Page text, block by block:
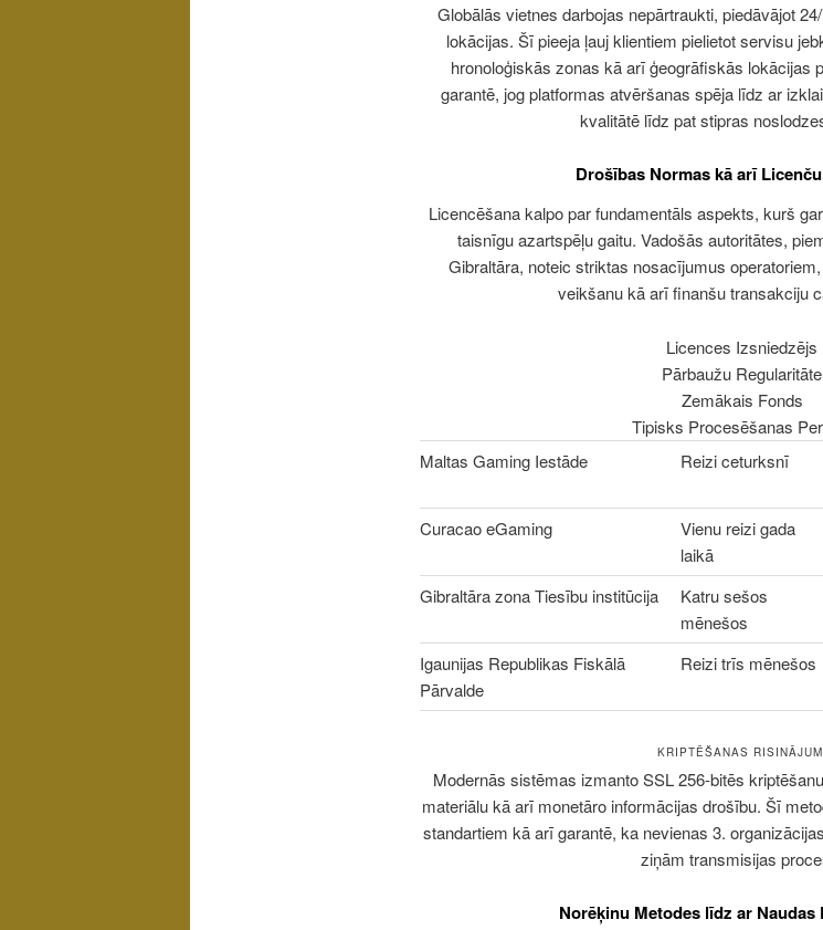
Globālās vietnes darbojas nepārtraukti, piedāvājot
lokācijas. Šī pieeja ļauj klientiem pielietot servisu
hronoloģiskās zonas kā arī ģeogrāfiskās lokācijas
garantē, jog platformas atvēršanas spēja līdz ar
kvalitātē līdz pat stipras
Drošības Normas kā arī
Licencēšana kalpo par fundamentāls aspekts, kurš
taisnīgu azartspēļu gaitu. Vadošās autoritātes,
Gibraltāra, noteic striktas nosacījumus
veikšanu kā arī finanšu transakciju
Licences Izsniedzējs
Pārbaužu Regularitāte
Zemākais Fonds
Tipisks Procesēšanas
Maltas Gaming Iestāde
Reizi ceturksnī
Curacao eGaming
Vienu reizi gada
laikā
Gibraltāra zona Tiesību institūcija
Katru sešos
mēnešos
Igaunijas Republikas Fiskālā
Pārvalde
Reizi trīs mēnešos
KRIPTĒŠANAS
Modernās sistēmas izmanto SSL 256-bitēs
materiālu kā arī monetāro informācijas drošību. Šī
standartiem kā arī garantē, ka nevienas 3.
ziņām transmisijas
Norēķinu Metodes līdz ar Naudas